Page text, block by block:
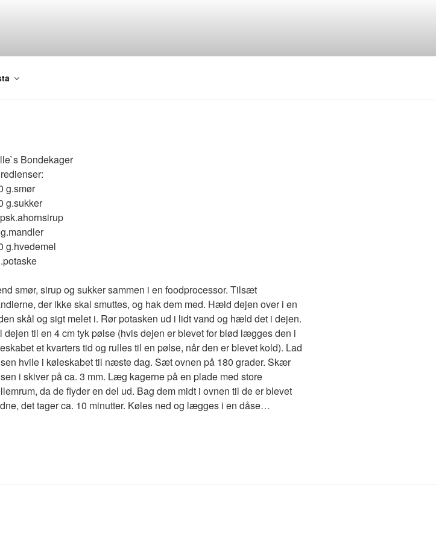
Bondekager
g.smør
g.sukker
g.hvedemel
smør, sirup og sukker sammen i en foodprocessor. Tilsæt
der ikke skal smuttes, og hak dem med. Hæld dejen over i en
skål og sigt melet i. Rør potasken ud i lidt vand og hæld det i dejen.
dejen til en 4 cm tyk pølse (hvis dejen er blevet for blød lægges den i
et kvarters tid og rulles til en pølse, når den er blevet kold). Lad
hvile i køleskabet til næste dag. Sæt ovnen på 180 grader. Skær
i skiver på ca. 3 mm. Læg kagerne på en plade med store
da de flyder en del ud. Bag dem midt i ovnen til de er blevet
det tager ca. 10 minutter. Køles ned og lægges i en dåse…